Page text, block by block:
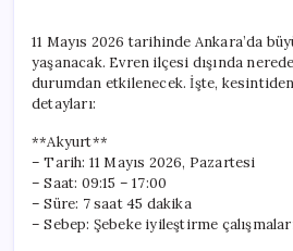
11 Mayıs 2026 tarihinde Ankara’da
yaşanacak. Evren ilçesi dışında
durumdan etkilenecek. İşte,
detayları:
**Akyurt**
– Tarih: 11 Mayıs 2026, Pazartesi
– Saat: 09:15 – 17:00
– Süre: 7 saat 45 dakika
– Sebep: Şebeke iyileştirme